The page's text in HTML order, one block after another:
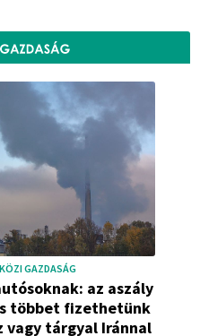
GAZDASÁG
az aszály
többet fizethetünk
vagy tárgyal Iránnal